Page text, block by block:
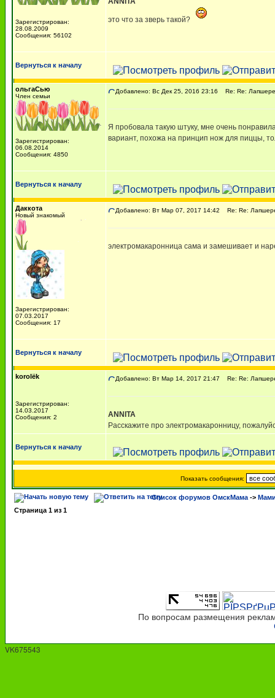
Зарегистрирован:
28.08.2009
Сообщения: 56102
это что за зверь такой?
Вернуться к началу
ольгаСью
Член семьи
Зарегистрирован:
06.08.2014
Сообщения: 4850
Добавлено: Вс Дек 25, 2016 23:16 Re: Re:
Я пробовала такую штуку, мне очень
вариант, похожа на принцип нож для пиццы,
Вернуться к началу
Даккота
Новый знакомый
Зарегистрирован:
07.03.2017
Сообщения: 17
Добавлено: Вт Мар 07, 2017 14:42 Re: Re:
электромакаронница сама и замешивает и
Вернуться к началу
korolёk
Зарегистрирован:
14.03.2017
Сообщения: 2
Добавлено: Вт Мар 14, 2017 21:47 Re: Re:
ANNITA
Расскажите про электромакаронницу,
Вернуться к началу
Показать сообщения:
Список форумов ОмскМама ->
Страница 1 из 1
По вопросам размещения
VK675543